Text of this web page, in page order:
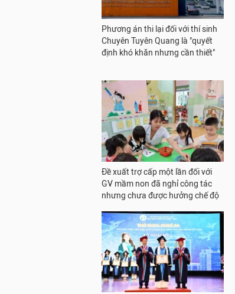
Phương án thi lại đối với thí sinh
Chuyên Tuyên Quang là "quyết
định khó khăn nhưng cần thiết"
Đề xuất trợ cấp một lần đối với
GV mầm non đã nghỉ công tác
nhưng chưa được hưởng chế độ